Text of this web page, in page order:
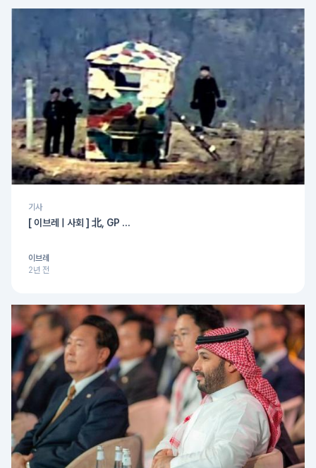
기사
[ 이브레 | 사회 ] 北, GP ...
이브레
2년 전